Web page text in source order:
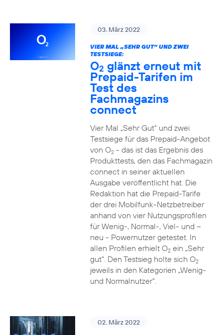
03. März 2022
VIER MAL „SEHR GUT“ UND ZWEI
TESTSIEGE:
O2 glänzt erneut mit
Prepaid-Tarifen im
Test des
Fachmagazins
connect
Vier Mal „Sehr Gut“ und zwei
Testsiege für das Prepaid-Angebot
von O2- das ist das Ergebnis des
Produkttests, den das Fachmagazin
connect in seiner aktuellen
Ausgabe veröffentlicht hat. Die
Redaktion hat die Prepaid-Tarife
der drei Mobilfunk-Netzbetreiber
anhand von vier Nutzungsprofilen
für Wenig-, Normal-, Viel- und –
neu - Powernutzer getestet. In
allen Profilen erhielt O2ein „Sehr
gut“. Den Testsieg holte sich O2
jeweils in den Kategorien „Wenig-
und Normalnutzer“.
02. März 2022